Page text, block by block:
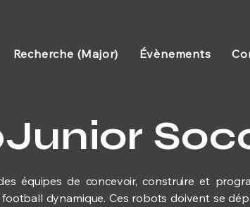
Recherche (Major) Évènements
équipes de concevoir, construire et
dynamique. Ces robots doivent se